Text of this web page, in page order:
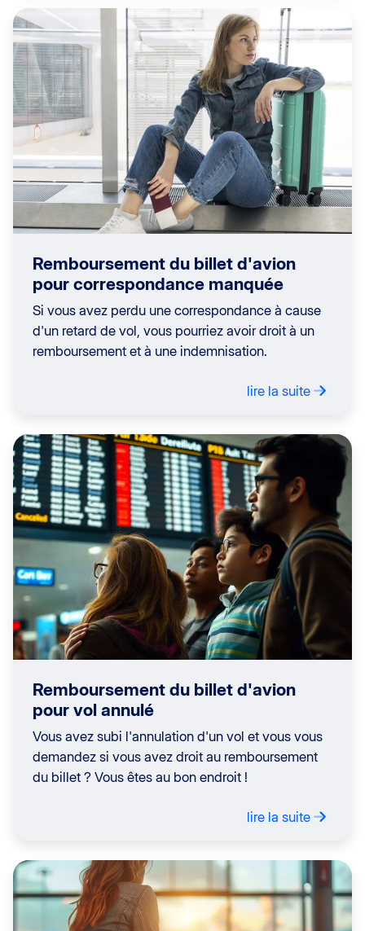
Remboursement du billet d'avion
pour correspondance manquée
Si vous avez perdu une correspondance à cause
d'un retard de vol, vous pourriez avoir droit à un
remboursement et à une indemnisation.
lire la suite
Remboursement du billet d'avion
pour vol annulé
Vous avez subi l'annulation d'un vol et vous vous
demandez si vous avez droit au remboursement
du billet ? Vous êtes au bon endroit !
lire la suite